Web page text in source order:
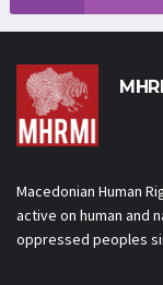
Macedonian Human
active on human and
oppressed peoples